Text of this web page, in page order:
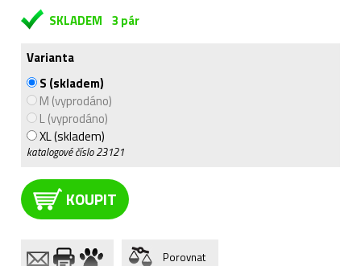
SKLADEM 3 pár
Varianta
S (skladem)
M (vyprodáno)
L (vyprodáno)
XL (skladem)
katalogové číslo23121
KOUPIT
Porovnat